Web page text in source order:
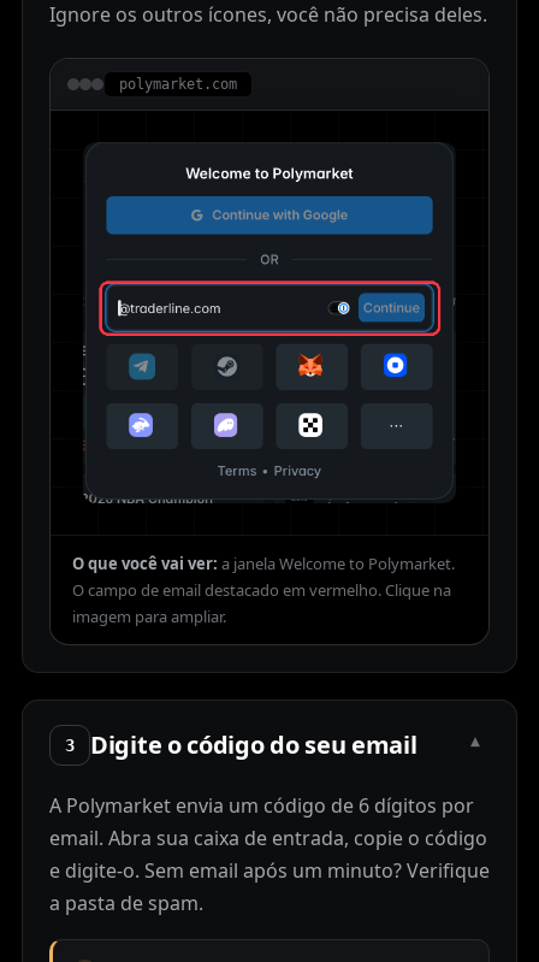
Ignore os outros ícones, você não precisa deles.
polymarket.com
O que você vai ver: a janela Welcome to Polymarket.
O campo de email destacado em vermelho.
3 Digite o código do seu email ▾
A Polymarket envia um código de 6 dígitos por
email. Abra sua caixa de entrada, copie o código
e digite-o. Sem email após um minuto? Verifique
a pasta de spam.